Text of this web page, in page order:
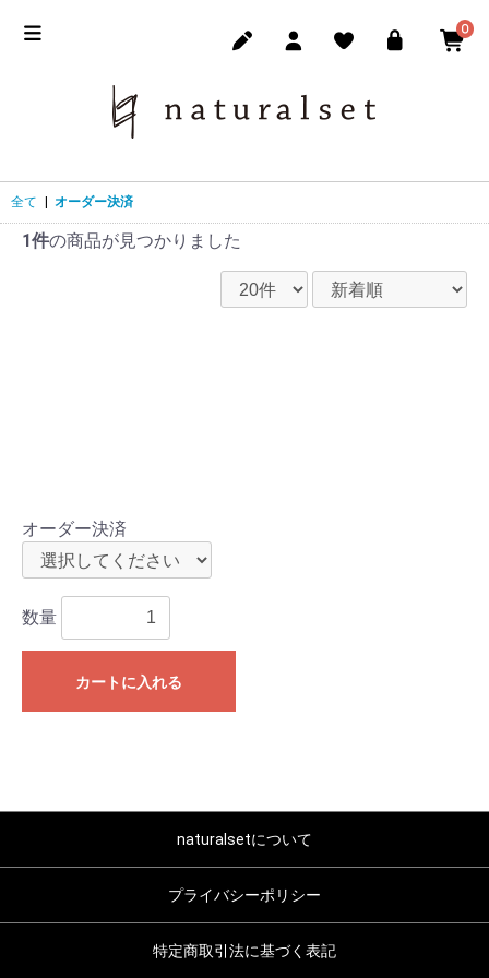
0
全て オーダー決済
1件の商品が見つかりました
オーダー決済
数量
カートに入れる
naturalsetについて
プライバシーポリシー
特定商取引法に基づく表記